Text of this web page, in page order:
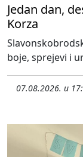
Jedan dan,
Korza
boje, sprejevi i
07.08.2026. u